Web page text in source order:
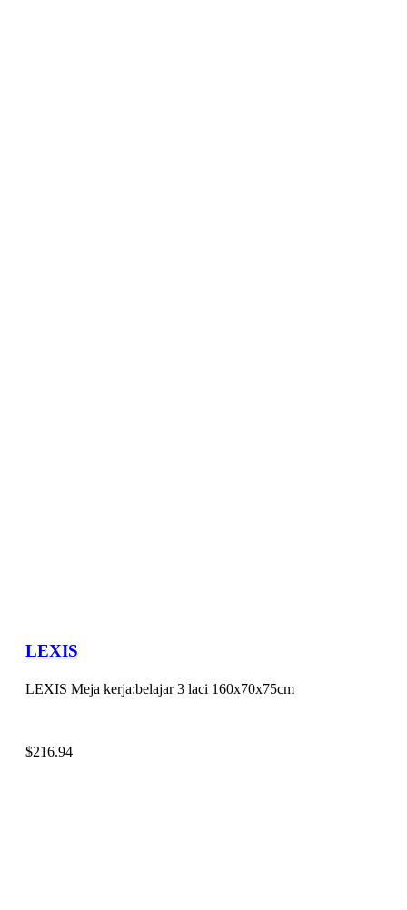
LEXIS
LEXIS Meja kerja:belajar 3 laci 160x70x75cm
$216.94